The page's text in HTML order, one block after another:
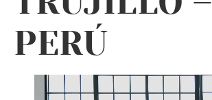
PERÚ